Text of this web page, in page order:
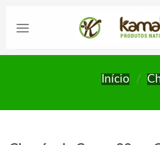
Início /